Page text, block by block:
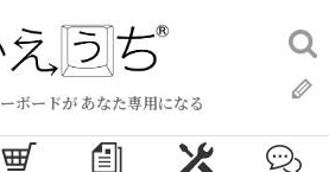
ボードが あなた専用になる
検
索: